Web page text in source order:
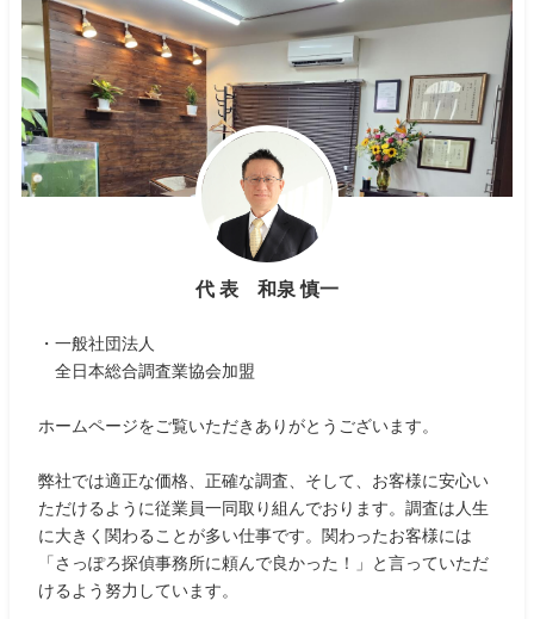
代 表 和泉 慎一
・一般社団法人
全日本総合調査業協会加盟
ホームページをご覧いただきありがとうございます。
弊社では適正な価格、正確な調査、そして、お客様に安心い
ただけるように従業員一同取り組んでおります。調査は人生
に大きく関わることが多い仕事です。関わったお客様には
「さっぽろ探偵事務所に頼んで良かった！」と言っていただ
けるよう努力しています。